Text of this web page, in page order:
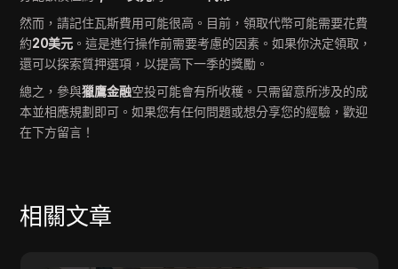
然而，請記住瓦斯費用可能很高。目前，領取代幣可能需要花費
約20美元 。這是進行操作前需要考慮的因素。如果你決定領取，
還可以探索質押選項，以提高下一季的獎勵。
總之，參與獵鷹金融空投可能會有所收穫。只需留意所涉及的成
本並相應規劃即可。如果您有任何問題或想分享您的經驗，歡迎
在下方留言！
相關文章